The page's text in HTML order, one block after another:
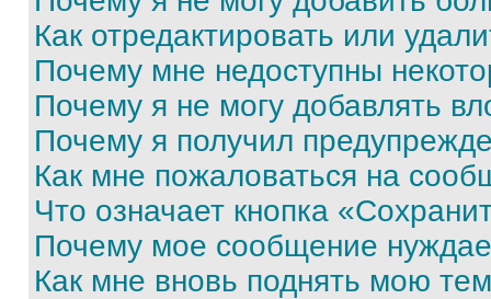
Как отредактировать или
Почему мне недоступны
Почему я не могу добавлять
Почему я получил
Как мне пожаловаться на
Что означает кнопка
Почему мое сообщение
Как мне вновь поднять мою